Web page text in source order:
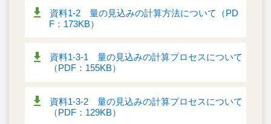
資料1-2 量の見込みの計算方法について（PD
F：173KB）
資料1-3-1 量の見込みの計算プロセスについて
（PDF：155KB）
資料1-3-2 量の見込みの計算プロセスについて
（PDF：129KB）